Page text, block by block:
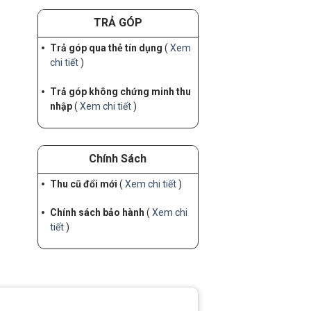
TRẢ GÓP
Trả góp qua thẻ tín dụng ( Xem
chi tiết)
Trả góp không chứng minh thu
nhập( Xem chi tiết)
Chính Sách
Thu cũ đổi mới ( Xem chi tiết)
Chính sách bảo hành ( Xem chi
tiết)